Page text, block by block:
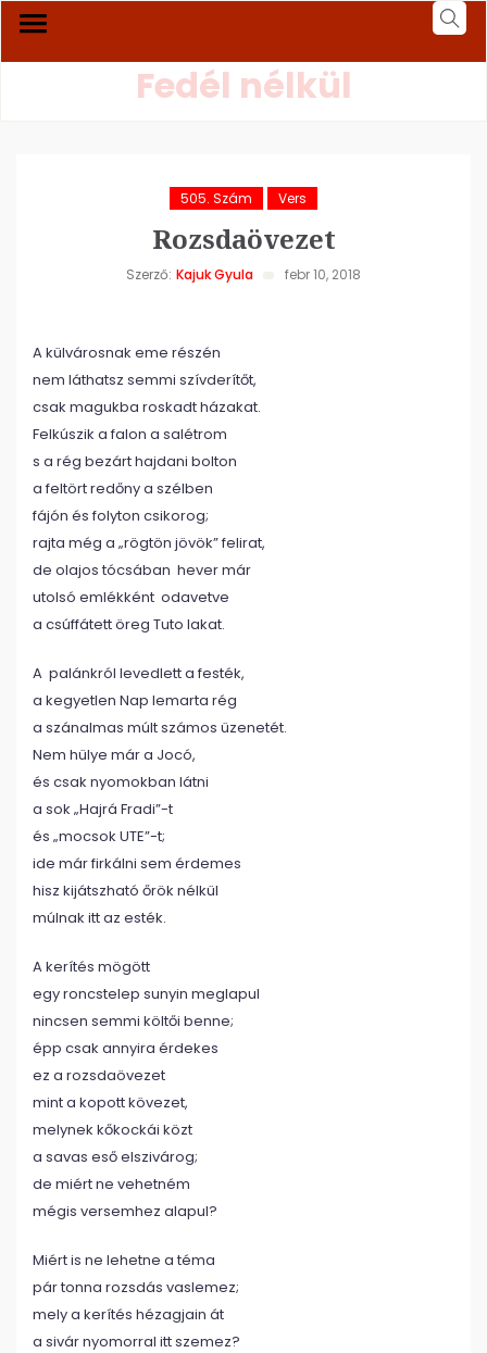
Fedél nélkül
505. Szám Vers
Rozsdaövezet
Szerző: Kajuk Gyula febr 10, 2018
A külvárosnak eme részén
nem láthatsz semmi szívderítőt,
csak magukba roskadt házakat.
Felkúszik a falon a salétrom
s a rég bezárt hajdani bolton
a feltört redőny a szélben
fájón és folyton csikorog;
rajta még a „rögtön jövök” felirat,
de olajos tócsában hever már
utolsó emlékként odavetve
a csúffátett öreg Tuto lakat.
A palánkról levedlett a festék,
a kegyetlen Nap lemarta rég
a szánalmas múlt számos üzenetét.
Nem hülye már a Jocó,
és csak nyomokban látni
a sok „Hajrá Fradi”-t
és „mocsok UTE”-t;
ide már firkálni sem érdemes
hisz kijátszható őrök nélkül
múlnak itt az esték.
A kerítés mögött
egy roncstelep sunyin meglapul
nincsen semmi költői benne;
épp csak annyira érdekes
ez a rozsdaövezet
mint a kopott kövezet,
melynek kőkockái közt
a savas eső elszivárog;
de miért ne vehetném
mégis versemhez alapul?
Miért is ne lehetne a téma
pár tonna rozsdás vaslemez;
mely a kerítés hézagjain át
a sivár nyomorral itt szemez?